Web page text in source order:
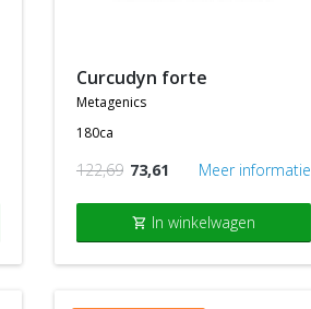
curcudyn forte
metagenics
180ca
122,69 73,61 Meer informatie
shopping_cart In winkelwagen